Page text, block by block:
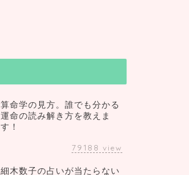
算命学の見方。誰でも分かる
運命の読み解き方を教えま
す！
79188 view
細木数子の占いが当たらない